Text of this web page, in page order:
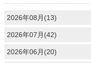
2026年08月(13)
2026年07月(42)
2026年06月(20)